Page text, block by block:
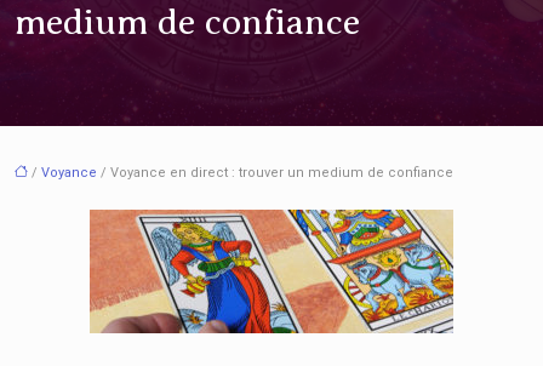
medium de confiance
/ Voyance / Voyance en direct : trouver un medium de confiance